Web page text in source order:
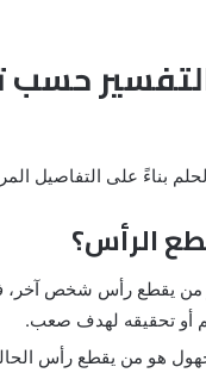
حسب
بناءً على التفاصيل
من يقطع رأس شخص آخر،
أو تحقيقه لهدف صعب.
هو من يقطع رأس